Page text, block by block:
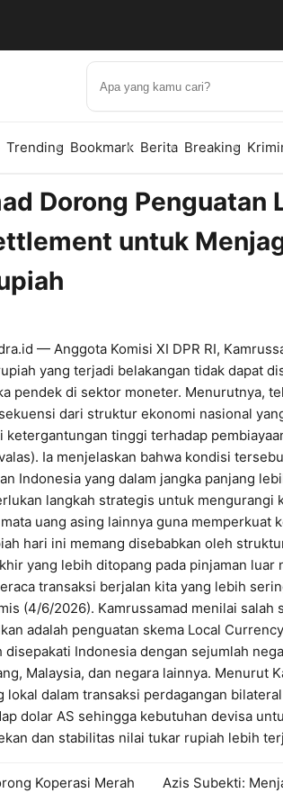
Trending Bookmark Berita Breaking
Dorong Penguatan
untuk
— Anggota Komisi XI DPR RI,
yang terjadi belakangan tidak dapat
pendek di sektor moneter. Menurutnya,
dari struktur ekonomi nasional
ketergantungan tinggi terhadap
Ia menjelaskan bahwa kondisi
Indonesia yang dalam jangka panjang
langkah strategis untuk mengurangi
uang asing lainnya guna memperkuat
hari ini memang disebabkan oleh
yang lebih ditopang pada pinjaman luar
transaksi berjalan kita yang lebih
(4/6/2026). Kamrussamad menilai salah
adalah penguatan skema Local
Indonesia dengan sejumlah
Malaysia, dan negara lainnya. Menurut
lokal dalam transaksi perdagangan
dolar AS sehingga kebutuhan devisa
dan stabilitas nilai tukar rupiah lebih
Koperasi Merah
Azis Subekti: